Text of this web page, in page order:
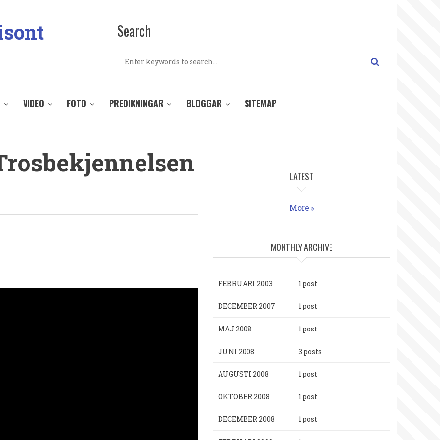
Search
VIDEO FOTO PREDIKNINGAR BLOGGAR SITEMAP
LATEST
More
MONTHLY ARCHIVE
FEBRUARI 2003 1 post
DECEMBER 2007 1 post
MAJ 2008 1 post
JUNI 2008 3 posts
AUGUSTI 2008 1 post
OKTOBER 2008 1 post
DECEMBER 2008 1 post